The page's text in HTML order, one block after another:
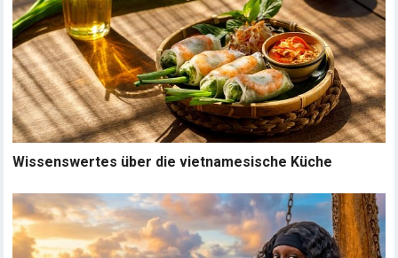
Wissenswertes über die vietnamesische Küche